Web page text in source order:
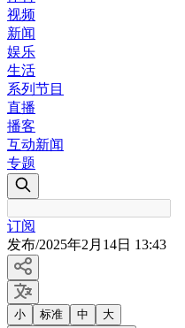
视频
新闻
娱乐
生活
系列节目
直播
播客
互动新闻
专题
订阅
发布/2025年2月14日 13:43
小 标准 中 大